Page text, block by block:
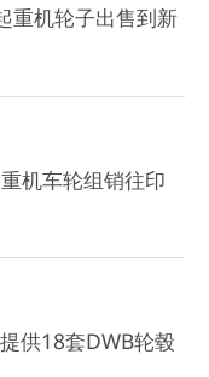
机轮子出售到新
机车轮组销往印
供18套DWB轮毂